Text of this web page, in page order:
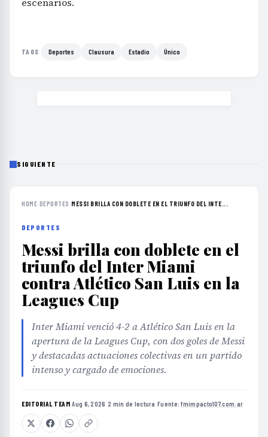
escenarios.
TAGS Deportes Clausura Estadio Único
SIGUIENTE
HOME›DEPORTES ›MESSI BRILLA CON DOBLETE EN EL TRIUNFO DEL INTE...
DEPORTES
Messi brilla con doblete en el
triunfo del Inter Miami
contra Atlético San Luis en la
Leagues Cup
Inter Miami venció 4-2 a Atlético San Luis en la
apertura de la Leagues Cup, con dos goles de Messi
y destacadas actuaciones colectivas en un partido
intenso y cargado de emociones.
EDITORIAL TEAM·Aug 6, 2026 ·2 min de lectura ·Fuente:fmimpacto107.com.ar